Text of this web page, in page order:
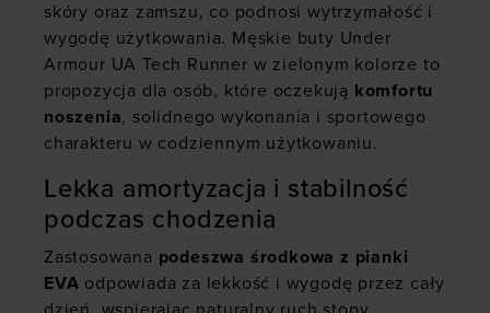
skóry oraz zamszu, co podnosi wytrzymałość i
wygodę użytkowania. Męskie buty Under
Armour UA Tech Runner w zielonym kolorze to
propozycja dla osób, które oczekują komfortu
noszenia, solidnego wykonania i sportowego
charakteru w codziennym użytkowaniu.
Lekka amortyzacja i stabilność
podczas chodzenia
Zastosowana podeszwa środkowa z pianki
EVA odpowiada za lekkość i wygodę przez cały